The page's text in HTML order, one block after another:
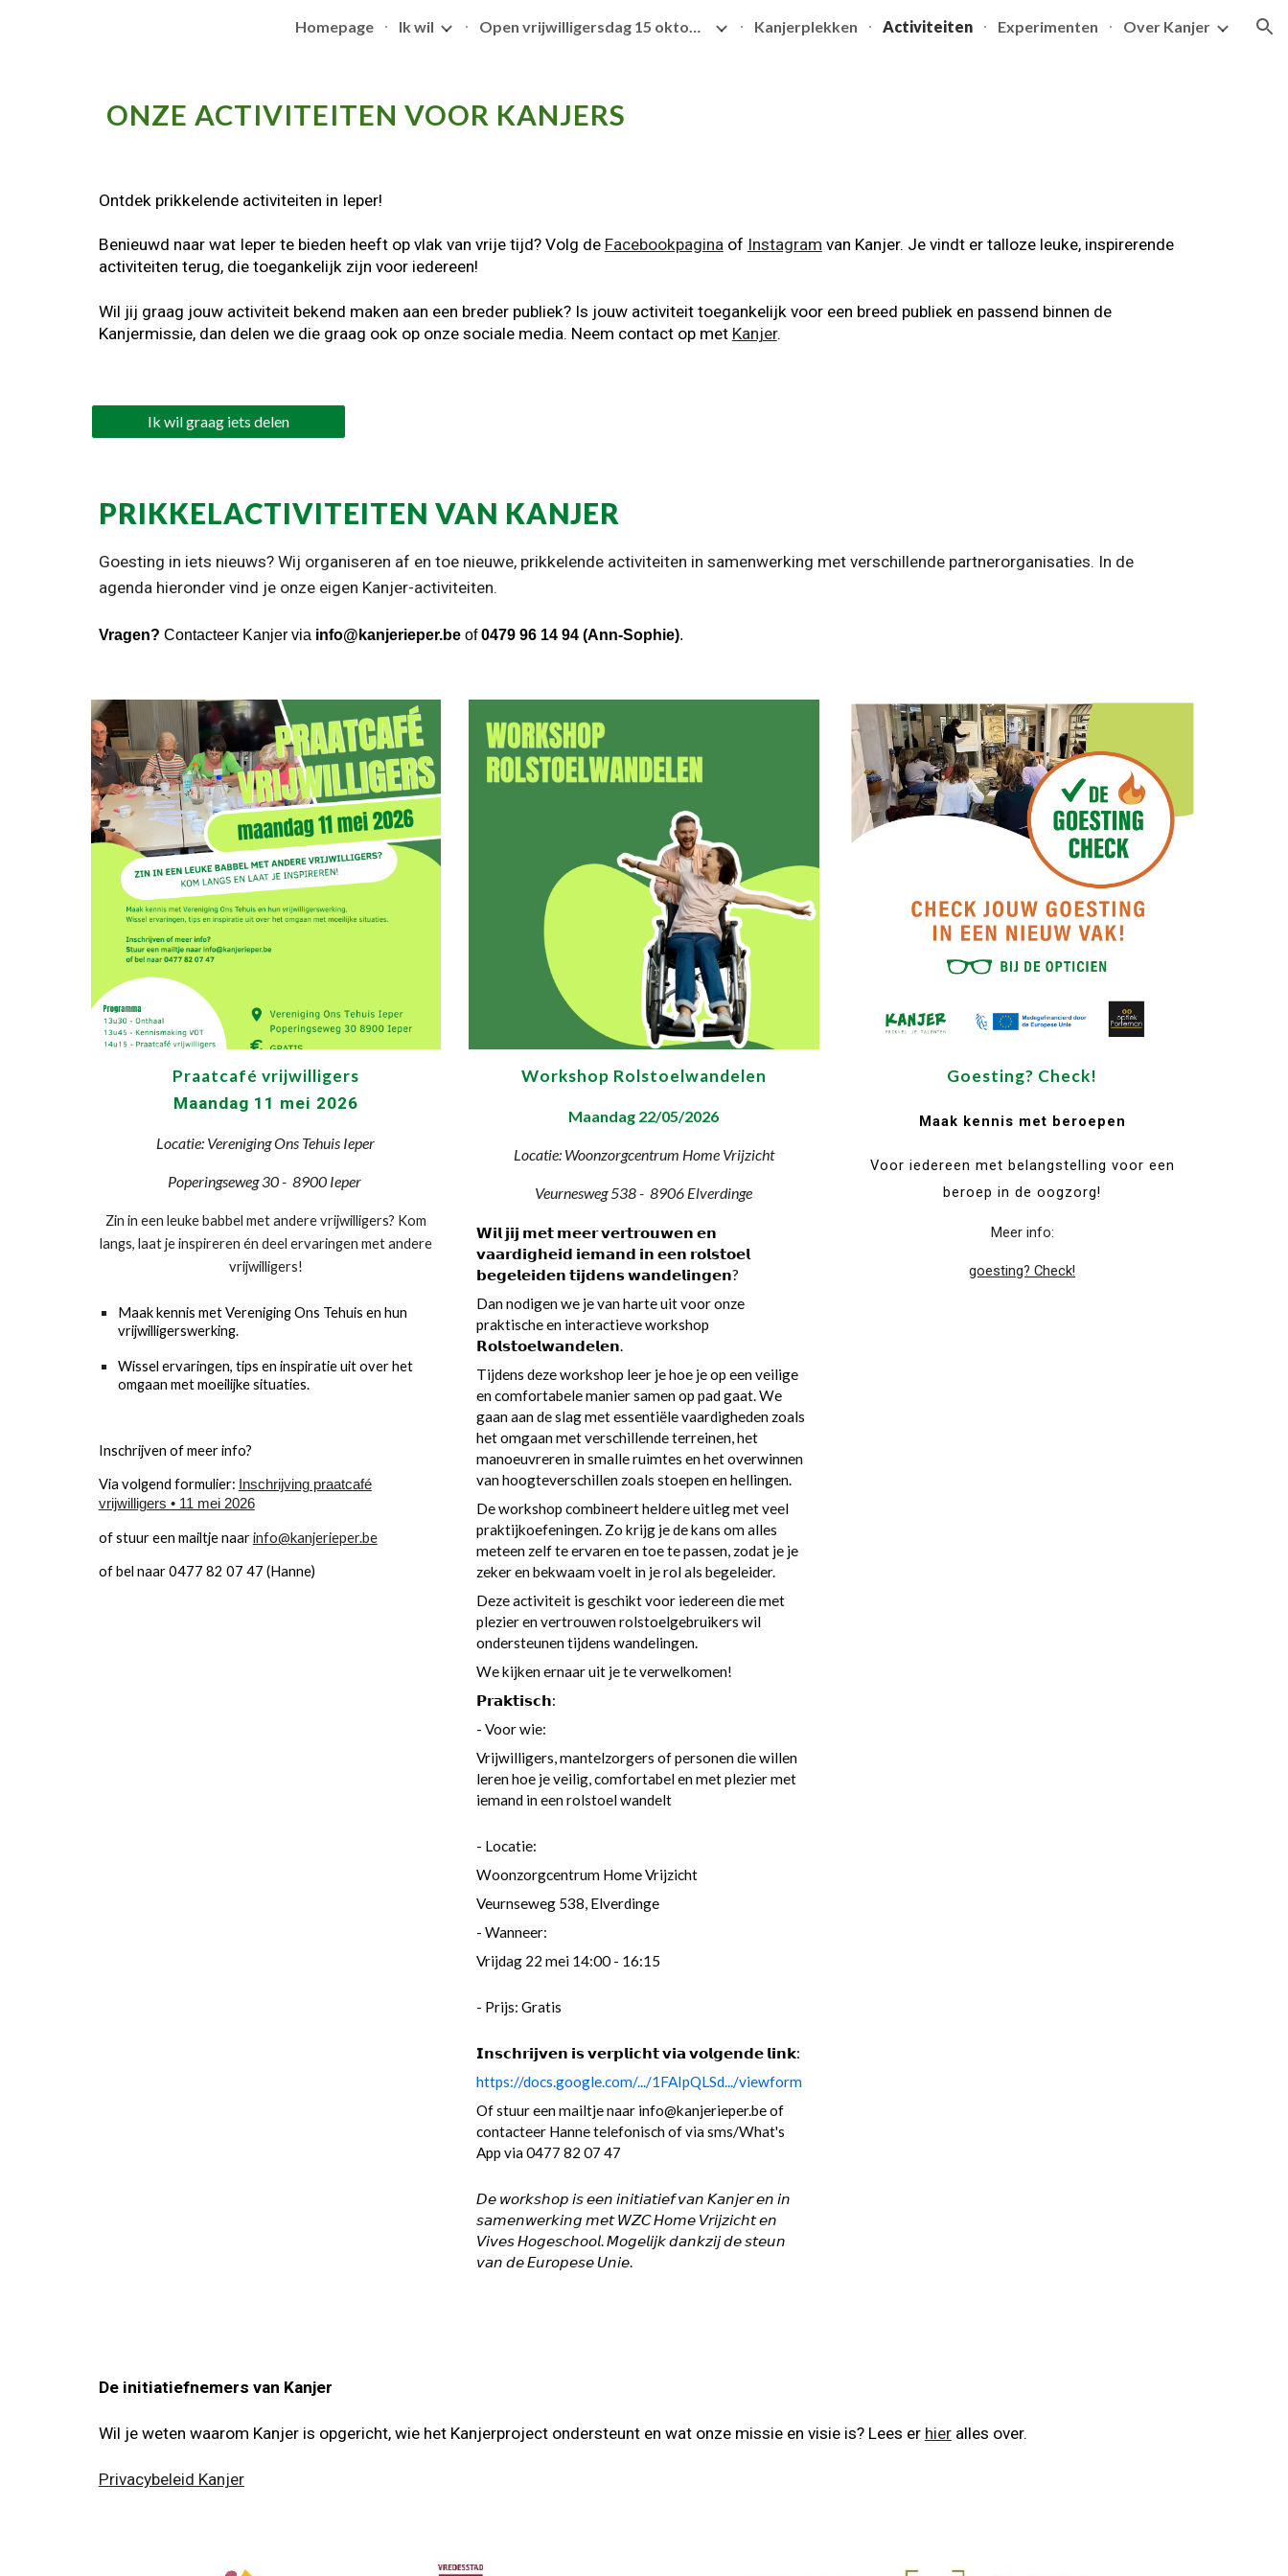
Skip to main content Skip to navigation
Homepage Ik wil Open vrijwilligersdag 15 oktober 2026 Kanjerplekken Activiteiten Experimenten Over Kanjer
ONZE ACTIVITEITEN VOOR KANJERS
Ontdek prikkelende activiteiten in Ieper!
Benieuwd naar wat Ieper te bieden heeft op vlak van vrije tijd? Volg de Facebookpaginaof Instagram van Kanjer. Je vindt er talloze leuke, inspirerende
activiteiten terug, die toegankelijk zijn voor iedereen!
Wil jij graag jouw activiteit bekend maken aan een breder publiek? Is jouw activiteit toegankelijk voor een breed publiek en passend binnen de
Kanjermissie, dan delen we die graag ook op onze sociale media. Neem contact op met Kanjer.
Ik wil graag iets delen
PRIKKELACTIVITEITEN VAN KANJER
Goesting in iets nieuws? Wij organiseren af en toe nieuwe, prikkelende activiteiten in samenwerking met verschillende partnerorganisaties. In de
agenda hieronder vind je onze eigen Kanjer-activiteiten.
Vragen? Contacteer Kanjer via info@kanjerieper.beof0479 96 14 94 (Ann-Sophie).
Praatcafé vrijwilligers
Maandag 11 mei 2026
Locatie: Vereniging Ons Tehuis Ieper
Poperingseweg 30 - 8900 Ieper
Zin in een leuke babbel met andere vrijwilligers? Kom
langs, laat je inspireren én deel ervaringen met andere
vrijwilligers!
Maak kennis met Vereniging Ons Tehuis en hun
vrijwilligerswerking.
Wissel ervaringen, tips en inspiratie uit over het
omgaan met moeilijke situaties.
Inschrijven of meer info?
Via volgend formulier: Inschrijving praatcafé
vrijwilligers • 11 mei 2026
of stuur een mailtje naarinfo@kanjerieper.be
of bel naar 0477 82 07 47 (Hanne)
Workshop Rolstoelwandelen
Maandag 22/05/2026
Locatie: Woonzorgcentrum Home Vrijzicht
Veurnesweg 538- 8906 Elverdinge
𝗪𝗶𝗹 𝗷𝗶𝗷 𝗺𝗲𝘁 𝗺𝗲𝗲𝗿 𝘃𝗲𝗿𝘁𝗿𝗼𝘂𝘄𝗲𝗻 𝗲𝗻
𝘃𝗮𝗮𝗿𝗱𝗶𝗴𝗵𝗲𝗶𝗱 𝗶𝗲𝗺𝗮𝗻𝗱 𝗶𝗻 𝗲𝗲𝗻 𝗿𝗼𝗹𝘀𝘁𝗼𝗲𝗹
𝗯𝗲𝗴𝗲𝗹𝗲𝗶𝗱𝗲𝗻 𝘁𝗶𝗷𝗱𝗲𝗻𝘀 𝘄𝗮𝗻𝗱𝗲𝗹𝗶𝗻𝗴𝗲𝗻?
Dan nodigen we je van harte uit voor onze
praktische en interactieve workshop
𝗥𝗼𝗹𝘀𝘁𝗼𝗲𝗹𝘄𝗮𝗻𝗱𝗲𝗹𝗲𝗻.
Tijdens deze workshop leer je hoe je op een veilige
en comfortabele manier samen op pad gaat. We
gaan aan de slag met essentiële vaardigheden zoals
het omgaan met verschillende terreinen, het
manoeuvreren in smalle ruimtes en het overwinnen
van hoogteverschillen zoals stoepen en hellingen.
De workshop combineert heldere uitleg met veel
praktijkoefeningen. Zo krijg je de kans om alles
meteen zelf te ervaren en toe te passen, zodat je je
zeker en bekwaam voelt in je rol als begeleider.
Deze activiteit is geschikt voor iedereen die met
plezier en vertrouwen rolstoelgebruikers wil
ondersteunen tijdens wandelingen.
We kijken ernaar uit je te verwelkomen!
𝗣𝗿𝗮𝗸𝘁𝗶𝘀𝗰𝗵:
- Voor wie:
Vrijwilligers, mantelzorgers of personen die willen
leren hoe je veilig, comfortabel en met plezier met
iemand in een rolstoel wandelt
- Locatie:
Woonzorgcentrum Home Vrijzicht
Veurnseweg 538, Elverdinge
- Wanneer:
Vrijdag 22 mei 14:00 - 16:15
- Prijs: Gratis
𝗜𝗻𝘀𝗰𝗵𝗿𝗶𝗷𝘃𝗲𝗻 𝗶𝘀 𝘃𝗲𝗿𝗽𝗹𝗶𝗰𝗵𝘁 𝘃𝗶𝗮 𝘃𝗼𝗹𝗴𝗲𝗻𝗱𝗲 𝗹𝗶𝗻𝗸:
https://docs.google.com/.../1FAIpQLSd.../viewform
Of stuur een mailtje naar info@kanjerieper.be of
contacteer Hanne telefonisch of via sms/What's
App via 0477 82 07 47
𝘋𝘦 𝘸𝘰𝘳𝘬𝘴𝘩𝘰𝘱 𝘪𝘴 𝘦𝘦𝘯 𝘪𝘯𝘪𝘵𝘪𝘢𝘵𝘪𝘦𝘧 𝘷𝘢𝘯 𝘒𝘢𝘯𝘫𝘦𝘳 𝘦𝘯 𝘪𝘯
𝘴𝘢𝘮𝘦𝘯𝘸𝘦𝘳𝘬𝘪𝘯𝘨 𝘮𝘦𝘵 𝘞𝘡𝘊 𝘏𝘰𝘮𝘦 𝘝𝘳𝘪𝘫𝘻𝘪𝘤𝘩𝘵 𝘦𝘯
𝘝𝘪𝘷𝘦𝘴 𝘏𝘰𝘨𝘦𝘴𝘤𝘩𝘰𝘰𝘭. 𝘔𝘰𝘨𝘦𝘭𝘪𝘫𝘬 𝘥𝘢𝘯𝘬𝘻𝘪𝘫 𝘥𝘦 𝘴𝘵𝘦𝘶𝘯
𝘷𝘢𝘯 𝘥𝘦 𝘌𝘶𝘳𝘰𝘱𝘦𝘴𝘦 𝘜𝘯𝘪𝘦.
Goesting? Check!
Maak kennis met beroepen
Voor iedereen met belangstelling voor een
beroep in de oogzorg!
Meer info:
goesting? Check!
De initiatiefnemers van Kanjer
Wil je weten waarom Kanjer is opgericht, wie het Kanjerproject ondersteunt en wat onze missie en visie is? Lees er hieralles over.
Privacybeleid Kanjer